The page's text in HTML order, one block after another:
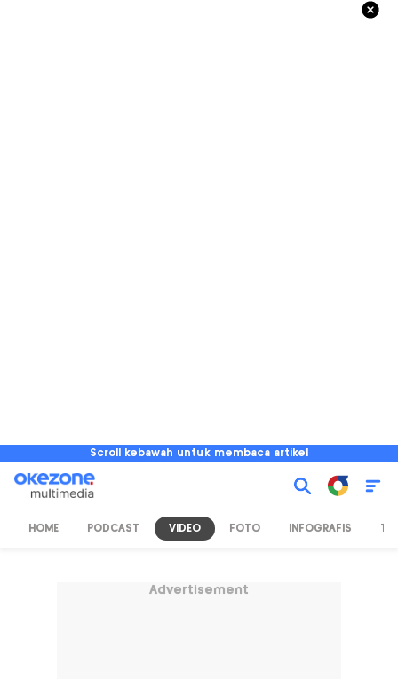
Scroll kebawah untuk membaca artikel
HOME PODCAST VIDEO FOTO INFOGRAFIS TV
Advertisement